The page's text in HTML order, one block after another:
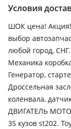
Условия
ШОК цена!
выбор
любой город,
Механика
Генератор,
Дроссельная
коленвала,
ДВИГАТЕЛЬ
3S кузов st202.